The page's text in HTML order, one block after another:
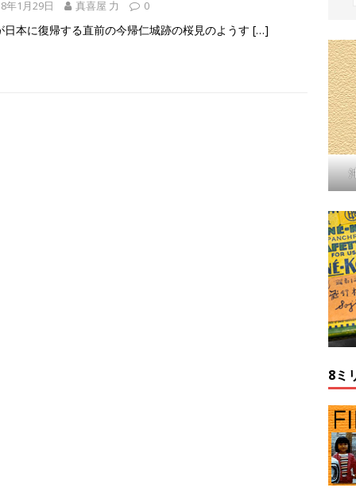
年1月29日 真喜屋 力 0
日本に復帰する直前の今帰仁城跡の桜見のようす […]
8ミ